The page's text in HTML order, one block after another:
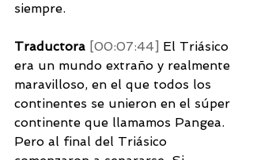
siempre.
Traductora [00:07:44] El Triásico
era un mundo extraño y realmente
maravilloso, en el que todos los
continentes se unieron en el súper
continente que llamamos Pangea.
Pero al final del Triásico